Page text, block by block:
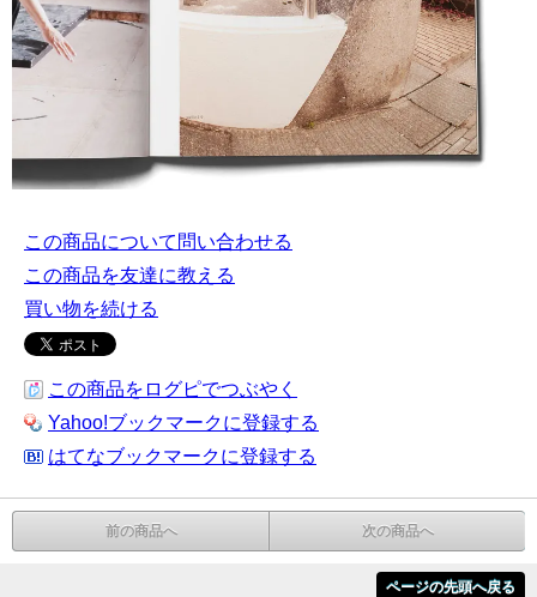
この商品について問い合わせる
この商品を友達に教える
買い物を続ける
この商品をログピでつぶやく
Yahoo!ブックマークに登録する
はてなブックマークに登録する
前の商品へ 次の商品へ
ページの先頭へ戻る